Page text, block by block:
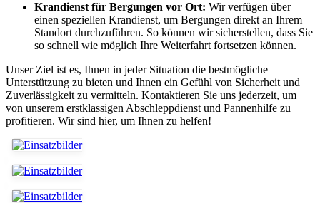
Krandienst für Bergungen vor Ort: Wir verfügen über
einen speziellen Krandienst, um Bergungen direkt an Ihrem
Standort durchzuführen. So können wir sicherstellen, dass Sie
so schnell wie möglich Ihre Weiterfahrt fortsetzen können.
Unser Ziel ist es, Ihnen in jeder Situation die bestmögliche
Unterstützung zu bieten und Ihnen ein Gefühl von Sicherheit und
Zuverlässigkeit zu vermitteln. Kontaktieren Sie uns jederzeit, um
von unserem erstklassigen Abschleppdienst und Pannenhilfe zu
profitieren. Wir sind hier, um Ihnen zu helfen!